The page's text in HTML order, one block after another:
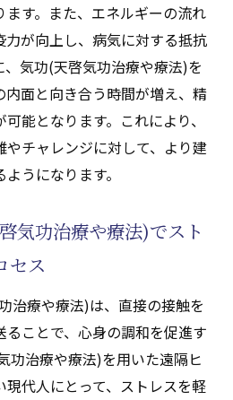
す。また、エネルギーの流れ
が向上し、病気に対する抵抗
気功(天啓気功治療や療法)を
面と向き合う時間が増え、精
能となります。これにより、
やチャレンジに対して、より建
うになります。
気功治療や療法)でスト
セス
治療や療法)は、直接の接触を
ことで、心身の調和を促進す
功治療や療法)を用いた遠隔ヒ
代人にとって、ストレスを軽